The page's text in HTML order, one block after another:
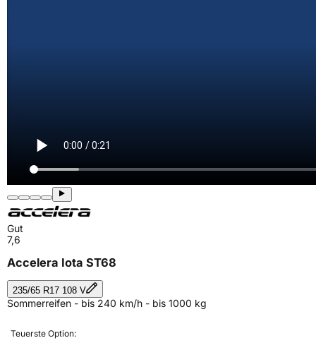
Gut
7,6
Accelera Iota ST68
235/65 R17 108 V
Sommerreifen - bis 240 km/h - bis 1000 kg
Teuerste Option: